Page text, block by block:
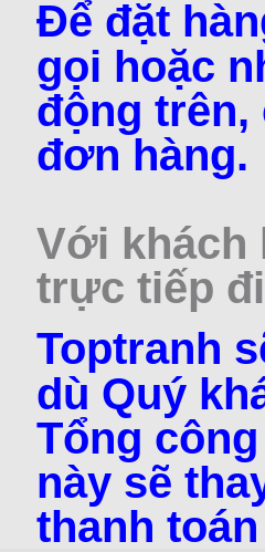
Để đặt
gọi hoặc
động trên,
đơn hàng.
Với khách
trực tiếp
Toptranh
dù Quý
Tổng
này sẽ
thanh